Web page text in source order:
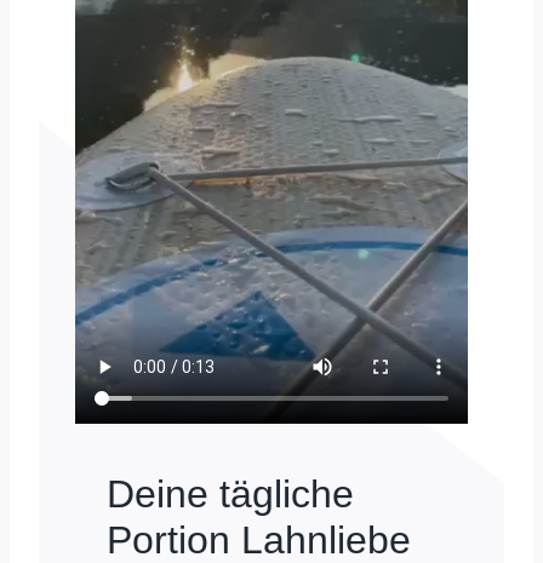
Deine tägliche
Portion Lahnliebe